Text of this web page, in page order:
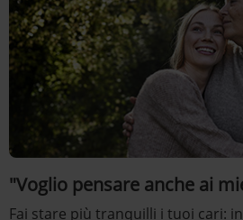
"Voglio pensare anche ai
Fai stare più tranquilli i tuoi cari: